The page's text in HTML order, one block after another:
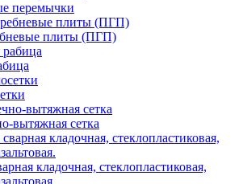
перемычки
плиты (ПГП)
вытяжная сетка
кладочная, стеклопластиковая,